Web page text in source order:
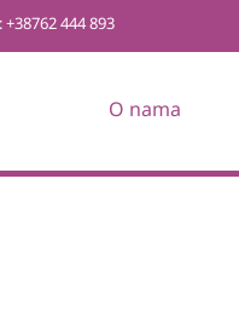
+38762 444 893
O nama